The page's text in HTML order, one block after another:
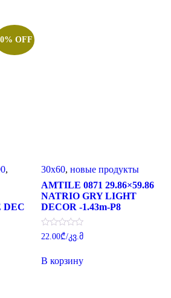
OFF
,
DEC
30x60, новые продукты
AMTILE 0871 29.86×59.86
NATRIO GRY LIGHT
DECOR -1.43m-P8
Оценка
0
5
22.00₾/კვ.მ
В корзину